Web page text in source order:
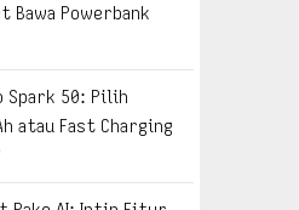
Bawa Powerbank
Spark 50: Pilih
atau Fast Charging